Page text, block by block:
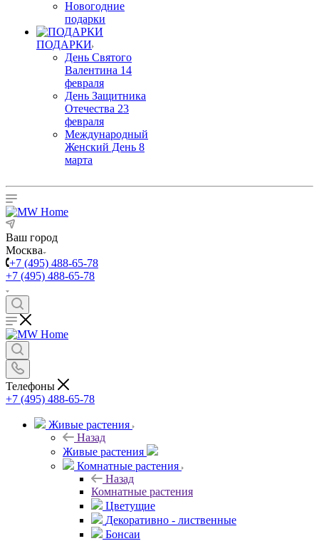
Новогодние
подарки
ПОДАРКИ
День Святого
Валентина 14
февраля
День Защитника
Отечества 23
февраля
Международный
Женский День 8
марта
Ваш город
Москва
+7 (495) 488-65-78
+7 (495) 488-65-78
Телефоны
+7 (495) 488-65-78
Живые растения
Назад
Живые растения
Комнатные растения
Назад
Комнатные растения
Цветущие
Декоративно - лиственные
Бонсаи